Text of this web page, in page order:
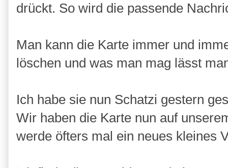
drückt. So wird die passende
Man kann die Karte immer und
löschen und was man mag lässt
Ich habe sie nun Schatzi gestern
Wir haben die Karte nun auf
werde öfters mal ein neues kleines